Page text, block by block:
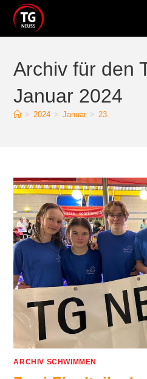
Inhalt
springen
Archiv für den
Januar 2024
> 2024 > Januar > 23.
ARCHIV SCHWIMMEN